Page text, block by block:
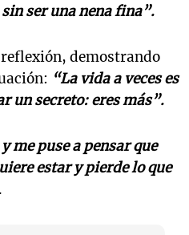
ser una nena fina”.
demostrando
“La vida a veces es
un secreto: eres más”.
me puse a pensar que
estar y pierde lo que